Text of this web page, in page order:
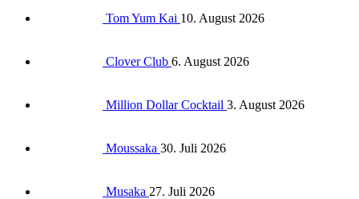
Tom Yum Kai 10. August 2026
Clover Club 6. August 2026
Million Dollar Cocktail 3. August 2026
Moussaka 30. Juli 2026
Musaka 27. Juli 2026